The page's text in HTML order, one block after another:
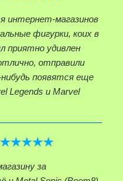
интернет-магазинов
фигурки, коих в
приятно удивлен
отправили
появятся еще
Legends и Marvel
за